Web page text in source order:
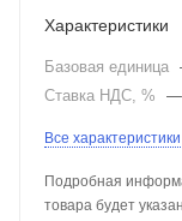
Характеристики
Базовая единица
Ставка НДС, %
—
Все характеристики
Подробная
товара будет